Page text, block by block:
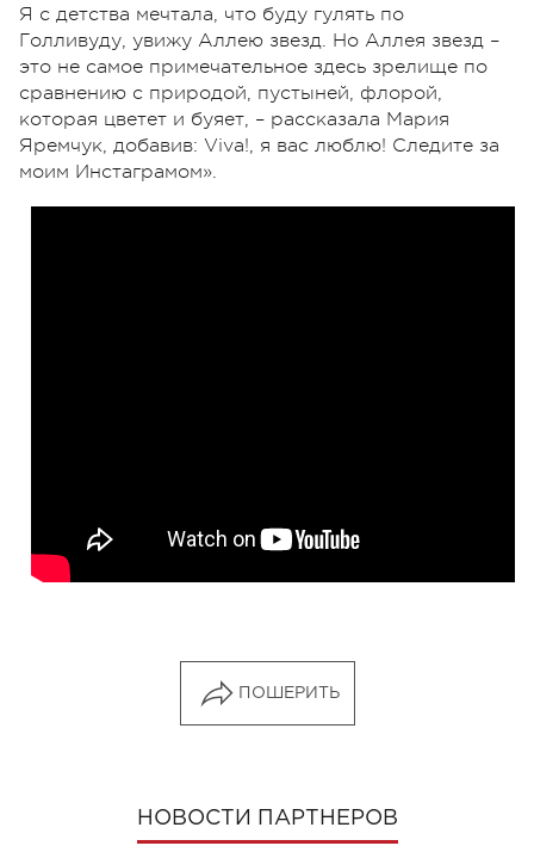
Я с детства мечтала, что буду гулять по
Голливуду, увижу Аллею звезд. Но Аллея звезд –
это не самое примечательное здесь зрелище по
сравнению с природой, пустыней, флорой,
которая цветет и буяет, – рассказала Мария
Яремчук, добавив: Viva!, я вас люблю! Следите за
моим Инстаграмом».
ПОШЕРИТЬ
НОВОСТИ ПАРТНЕРОВ